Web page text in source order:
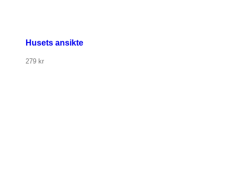
Husets ansikte
279 kr